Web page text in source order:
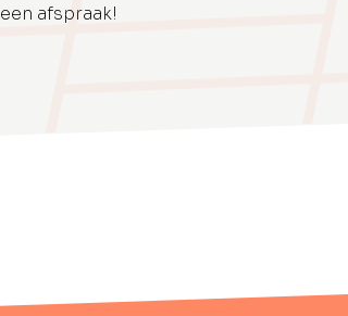
een afspraak!